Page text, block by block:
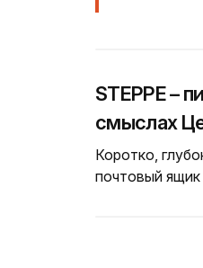
STEPPE –
смыслах
Коротко,
почтовый ящик